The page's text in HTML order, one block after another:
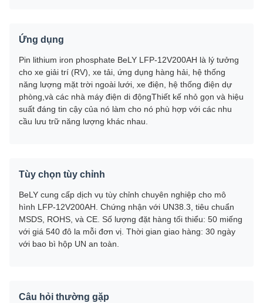
Ứng dụng
Pin lithium iron phosphate BeLY LFP-12V200AH là lý tưởng
cho xe giải trí (RV), xe tải, ứng dụng hàng hải, hệ thống
năng lượng mặt trời ngoài lưới, xe điện, hệ thống điện dự
phòng,và các nhà máy điện di độngThiết kế nhỏ gọn và hiệu
suất đáng tin cậy của nó làm cho nó phù hợp với các nhu
cầu lưu trữ năng lượng khác nhau.
Tùy chọn tùy chỉnh
BeLY cung cấp dịch vụ tùy chỉnh chuyên nghiệp cho mô
hình LFP-12V200AH. Chứng nhận với UN38.3, tiêu chuẩn
MSDS, ROHS, và CE. Số lượng đặt hàng tối thiểu: 50 miếng
với giá 540 đô la mỗi đơn vị. Thời gian giao hàng: 30 ngày
với bao bì hộp UN an toàn.
Câu hỏi thường gặp